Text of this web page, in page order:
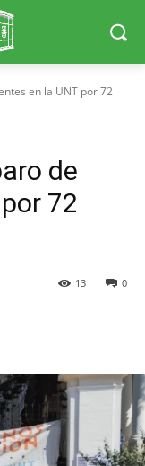
en la UNT por 72
de
72
0
13